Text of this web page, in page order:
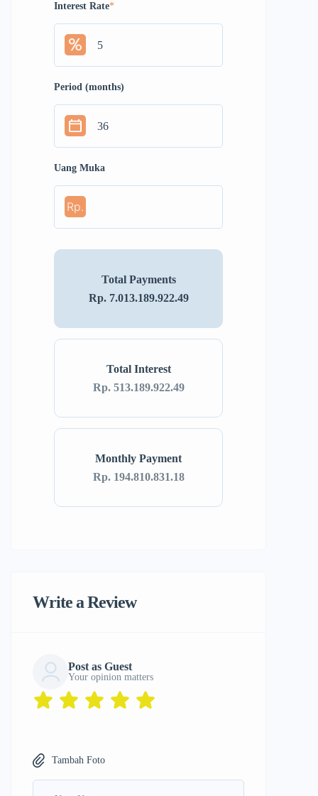
Interest Rate*
Period (months)
Uang Muka
Rp.
Monthly Payment
Rp. 194.810.831.18
Total Interest
Rp. 513.189.922.49
Total Payments
Rp. 7.013.189.922.49
Write a Review
Post as Guest
Your opinion matters
Tambah Foto